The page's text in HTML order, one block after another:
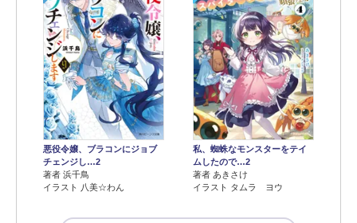
悪役令嬢、ブラコンにジョブ
チェンジし…2
著者 浜千鳥
イラスト 八美☆わん
私、蜘蛛なモンスターをテイ
ムしたので…2
著者 あきさけ
イラスト タムラ ヨウ